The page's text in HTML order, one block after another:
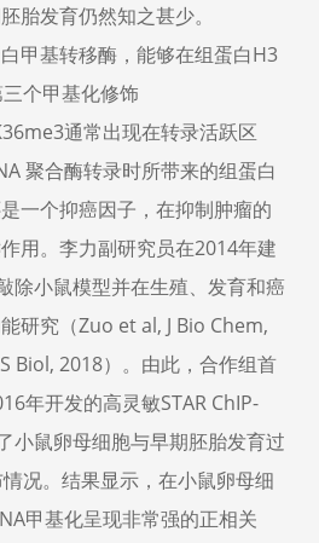
胎发育仍然知之甚少。
基转移酶，能够在组蛋白H3
个甲基化修饰
通常出现在转录活跃区
聚合酶转录时所带来的组蛋白
一个抑癌因子，在抑制肿瘤的
用。李力副研究员在2014年建
除小鼠模型并在生殖、发育和癌
研究（Zuo et al, J Bio Chem,
Biol, 2018）。由此，合作组首
年开发的高灵敏STAR ChIP-
小鼠卵母细胞与早期胚胎发育过
况。结果显示，在小鼠卵母细
甲基化呈现非常强的正相关